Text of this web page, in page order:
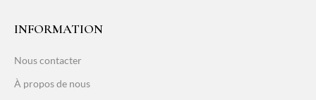
INFORMATION
Nous contacter
À propos de nous